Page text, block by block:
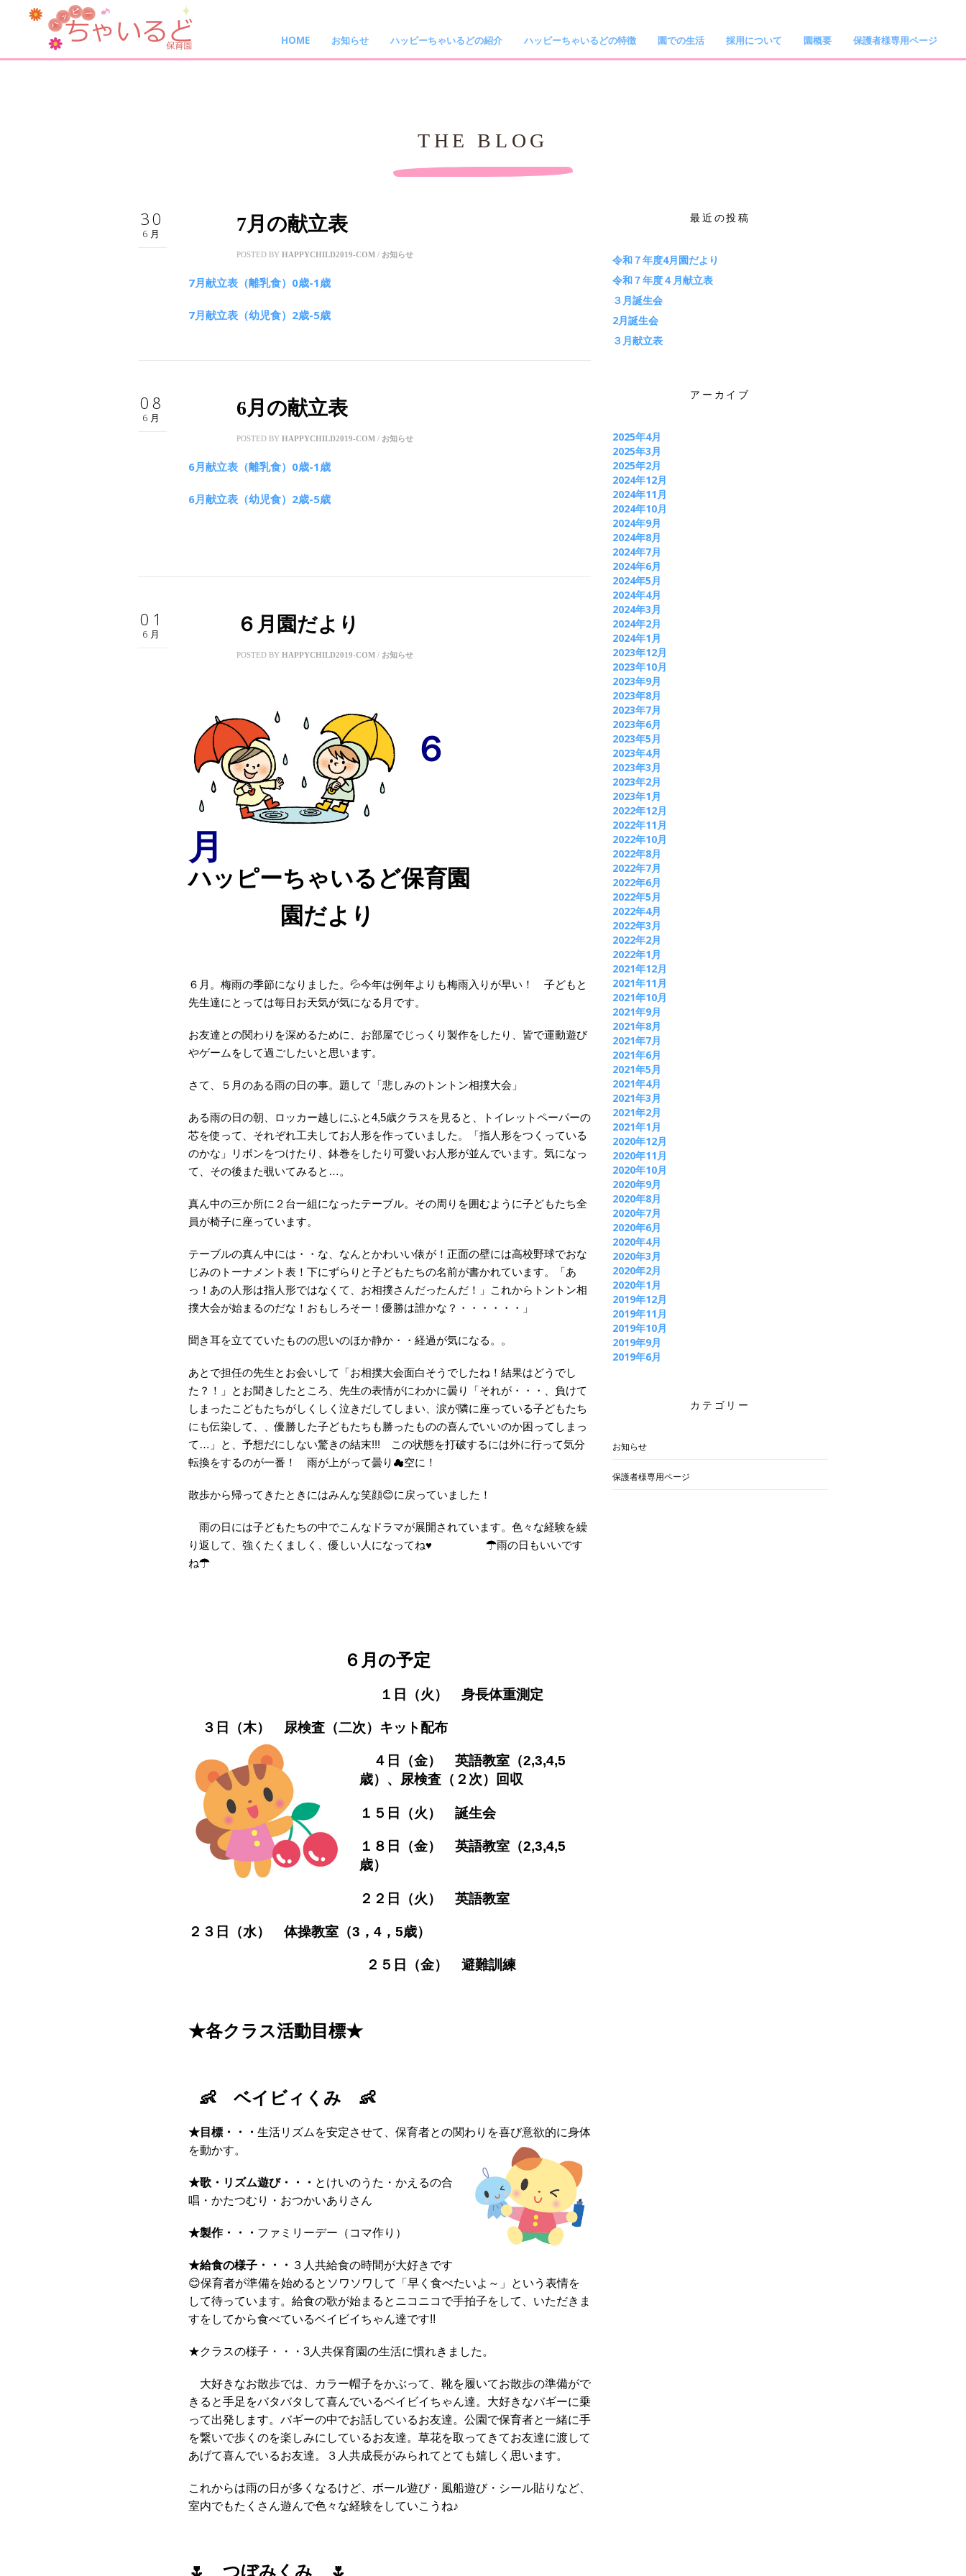
HOME お知らせ ハッピーちゃいるどの紹介 ハッピーちゃいるどの特徴 園での生活 採用について 園概要 保護者様専用ページ
THE BLOG
30
6月 7月の献立表
POSTED BY HAPPYCHILD2019-COM / お知らせ
7月献立表（離乳食）0歳-1歳
7月献立表（幼児食）2歳-5歳
08
6月 6月の献立表
POSTED BY HAPPYCHILD2019-COM / お知らせ
6月献立表（離乳食）0歳-1歳
6月献立表（幼児食）2歳-5歳
01
6月 ６月園だより
POSTED BY HAPPYCHILD2019-COM / お知らせ
６
月
ハッピーちゃいるど保育園
園だより
６月。梅雨の季節になりました。💦今年は例年よりも梅雨入りが早い！ 子どもと
先生達にとっては毎日お天気が気になる月です。
お友達との関わりを深めるために、お部屋でじっくり製作をしたり、皆で運動遊び
やゲームをして過ごしたいと思います。
さて、５月のある雨の日の事。題して「悲しみのトントン相撲大会」
ある雨の日の朝、ロッカー越しにふと4,5歳クラスを見ると、トイレットペーパーの
芯を使って、それぞれ工夫してお人形を作っていました。「指人形をつくっている
のかな」リボンをつけたり、鉢巻をしたり可愛いお人形が並んでいます。気になっ
て、その後また覗いてみると…。
真ん中の三か所に２台一組になったテーブル。その周りを囲むように子どもたち全
員が椅子に座っています。
テーブルの真ん中には・・な、なんとかわいい俵が！正面の壁には高校野球でおな
じみのトーナメント表！下にずらりと子どもたちの名前が書かれています。「あ
っ！あの人形は指人形ではなくて、お相撲さんだったんだ！」これからトントン相
撲大会が始まるのだな！おもしろそー！優勝は誰かな？・・・・・・」
聞き耳を立てていたものの思いのほか静か・・経過が気になる。。
あとで担任の先生とお会いして「お相撲大会面白そうでしたね！結果はどうでし
た？！」とお聞きしたところ、先生の表情がにわかに曇り「それが・・・、負けて
しまったこどもたちがしくしく泣きだしてしまい、涙が隣に座っている子どもたち
にも伝染して、、優勝した子どもたちも勝ったものの喜んでいいのか困ってしまっ
て…」と、予想だにしない驚きの結末!!! この状態を打破するには外に行って気分
転換をするのが一番！ 雨が上がって曇り☁空に！
散歩から帰ってきたときにはみんな笑顔😊に戻っていました！
雨の日には子どもたちの中でこんなドラマが展開されています。色々な経験を繰
り返して、強くたくましく、優しい人になってね♥ ☂雨の日もいいです
ね☂
６月の予定
１日（火） 身長体重測定
３日（木） 尿検査（二次）キット配布
４ 日（金） 英語教室（2,3,4,5
歳）、 尿検査（２次）回収
１５日（火） 誕生会
１８日（金） 英語教室（2,3,4,5
歳）
２２日（火） 英語教室
２３日（水） 体操教室（3，4，5歳）
２５日（金） 避難訓練
★各クラス活動目標★
👶 ベイビィくみ 👶
★ 目標・・・ 生活リズムを安定させて、保育者との関わりを喜び意欲的に身体
を動かす。
★歌・リズム遊び・・・ とけいのうた・かえるの合
唱・かたつむり・おつかいありさん
★製作・・・ ファミリーデー（コマ作り）
★給食の様子・・・ ３人共給食の時間が大好きです
😊保育者が準備を始めるとソワソワして「早く食べたいよ～」という表情を
して待っています。給食の歌が始まるとニコニコで手拍子をして、いただきま
すをしてから食べているベイビイちゃん達です!!
★クラスの様子・・・3人共保育園の生活に慣れきました。
大好きなお散歩では、カラー帽子をかぶって、靴を履いてお散歩の準備がで
きると手足をバタバタして喜んでいるベイビイちゃん達。大好きなバギーに乗
って出発します。バギーの中でお話しているお友達。公園で保育者と一緒に手
を繋いで歩くのを楽しみにしているお友達。草花を取ってきてお友達に渡して
あげて喜んでいるお友達。３人共成長がみられてとても嬉しく思います。
これからは雨の日が多くなるけど、ボール遊び・風船遊び・シール貼りなど、
室内でもたくさん遊んで色々な経験をしていこうね♪
🌷 つぼみくみ 🌷
最近の投稿
令和７年度4月園だより
令和７年度４月献立表
３月誕生会
2月誕生会
３月献立表
アーカイブ
2025年4月
2025年3月
2025年2月
2024年12月
2024年11月
2024年10月
2024年9月
2024年8月
2024年7月
2024年6月
2024年5月
2024年4月
2024年3月
2024年2月
2024年1月
2023年12月
2023年10月
2023年9月
2023年8月
2023年7月
2023年6月
2023年5月
2023年4月
2023年3月
2023年2月
2023年1月
2022年12月
2022年11月
2022年10月
2022年8月
2022年7月
2022年6月
2022年5月
2022年4月
2022年3月
2022年2月
2022年1月
2021年12月
2021年11月
2021年10月
2021年9月
2021年8月
2021年7月
2021年6月
2021年5月
2021年4月
2021年3月
2021年2月
2021年1月
2020年12月
2020年11月
2020年10月
2020年9月
2020年8月
2020年7月
2020年6月
2020年4月
2020年3月
2020年2月
2020年1月
2019年12月
2019年11月
2019年10月
2019年9月
2019年6月
カテゴリー
お知らせ
保護者様専用ページ